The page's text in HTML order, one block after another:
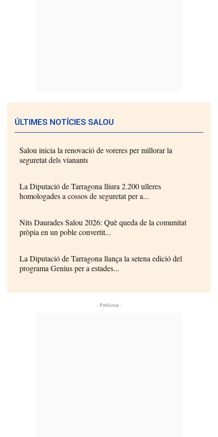
ÚLTIMES NOTÍCIES SALOU
Salou inicia la renovació de voreres per millorar la
seguretat dels vianants
La Diputació de Tarragona lliura 2.200 ulleres
homologades a cossos de seguretat per a...
Nits Daurades Salou 2026: Què queda de la comunitat
pròpia en un poble convertit...
La Diputació de Tarragona llança la setena edició del
programa Genius per a estades...
- Publicitat -